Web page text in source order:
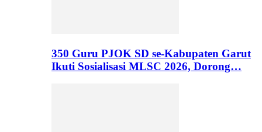
350 Guru PJOK SD se-Kabupaten Garut
Ikuti Sosialisasi MLSC 2026, Dorong…